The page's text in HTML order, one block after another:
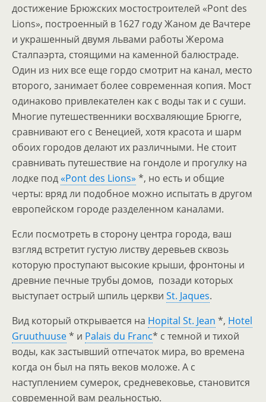
достижение Брюжских мостостроителей «Pont des
Lions», построенный в 1627 году Жаном де Вачтере
и украшенный двумя львами работы Жерома
Сталпаэрта, стоящими на каменной балюстраде.
Один из них все еще гордо смотрит на канал, место
второго, занимает более современная копия. Мост
одинаково привлекателен как с воды так и с суши.
Многие путешественники восхваляющие Брюгге,
сравнивают его с Венецией, хотя красота и шарм
обоих городов делают их различными. Не стоит
сравнивать путешествие на гондоле и прогулку на
лодке под«Pont des Lions» *, но есть и общие
черты: вряд ли подобное можно испытать в другом
европейском городе разделенном каналами.
Если посмотреть в сторону центра города, ваш
взгляд встретит густую листву деревьев сквозь
которую проступают высокие крыши, фронтоны и
древние печные трубы домов, позади которых
выступает острый шпиль церкви St. Jaques.
Вид который открывается на Hopital St. Jean *, Hotel
Gruuthuuse* и Palais du Franc* с темной и тихой
воды, как застывший отпечаток мира, во времена
когда он был на пять веков моложе. А с
наступлением сумерок, средневековье, становится
современной вам реальностью.